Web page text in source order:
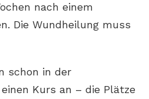
nach einem
Die Wundheilung muss
schon in der
Kurs an – die Plätze